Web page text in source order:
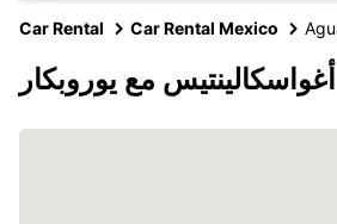
Car Rental Car Rental Mexico
مع يوروبكار